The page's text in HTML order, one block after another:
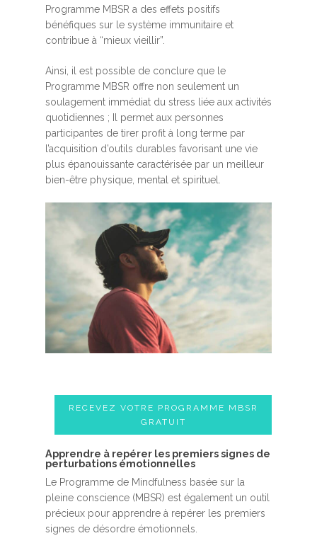
Programme MBSR a des effets positifs
bénéfiques sur le système immunitaire et
contribue à “mieux vieillir”.
Ainsi, il est possible de conclure que le
Programme MBSR offre non seulement un
soulagement immédiat du stress liée aux activités
quotidiennes ; Il permet aux personnes
participantes de tirer profit à long terme par
l’acquisition d’outils durables favorisant une vie
plus épanouissante caractérisée par un meilleur
bien-être physique, mental et spirituel.
RECEVEZ VOTRE PROGRAMME MBSR
GRATUIT
A​pprendre à repérer les premiers signes de
perturbations émotionnelles
Le Programme de Mindfulness basée sur la
pleine conscience (MBSR) est également un outil
précieux pour apprendre à repérer les premiers
signes de désordre émotionnels.